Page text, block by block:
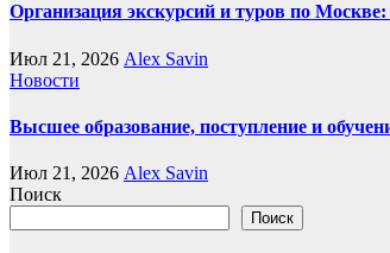
Организация экскурсий и туров по
Июл 21, 2026 Alex Savin
Новости
Высшее образование, поступление и
Июл 21, 2026 Alex Savin
Поиск
Поиск